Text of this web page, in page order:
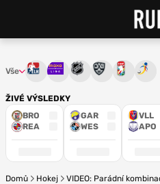
ŽIVÉ VÝSLEDKY
BRO
REA
GAR
WES
VLL
APO
Vše Tipsport extraliga
Maxa ligaNHL KHL
Domů Hokej VIDEO: Parádní